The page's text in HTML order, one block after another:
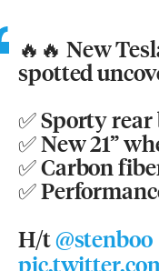
🔥🔥 New
spotted
✅ Sporty
✅ New 21”
✅ Carbon
✅
H/t@stenboo